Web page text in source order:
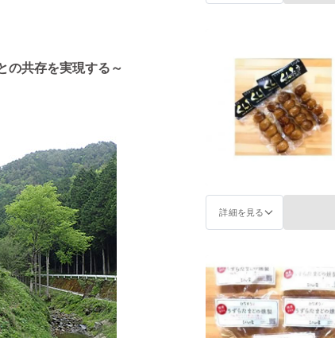
の共存を実現する～
詳細を見る